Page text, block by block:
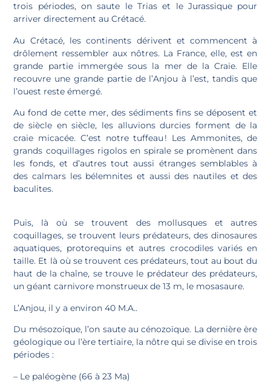
trois périodes, on saute le Trias et le Jurassique pour
arriver directement au Crétacé.
Au Crétacé, les continents dérivent et commencent à
drôlement ressembler aux nôtres. La France, elle, est en
grande partie immergée sous la mer de la Craie. Elle
recouvre une grande partie de l’Anjou à l’est, tandis que
l’ouest reste émergé.
Au fond de cette mer, des sédiments fins se déposent et
de siècle en siècle, les alluvions durcies forment de la
craie micacée. C’est notre tuffeau ! Les Ammonites, de
grands coquillages rigolos en spirale se promènent dans
les fonds, et d’autres tout aussi étranges semblables à
des calmars les bélemnites et aussi des nautiles et des
baculites.
Puis, là où se trouvent des mollusques et autres
coquillages, se trouvent leurs prédateurs, des dinosaures
aquatiques, protorequins et autres crocodiles variés en
taille. Et là où se trouvent ces prédateurs, tout au bout du
haut de la chaîne, se trouve le prédateur des prédateurs,
un géant carnivore monstrueux de 13 m, le mosasaure.
L’Anjou, il y a environ 40 M.A..
Du mésozoïque, l’on saute au cénozoïque. La dernière ère
géologique ou l’ère tertiaire, la nôtre qui se divise en trois
périodes :
– Le paléogène (66 à 23 Ma)